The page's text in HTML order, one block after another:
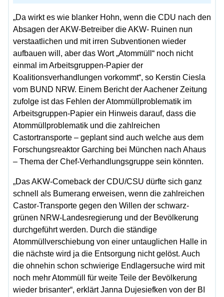
„Da wirkt es wie blanker Hohn, wenn die CDU nach den
Absagen der AKW-Betreiber die AKW- Ruinen nun
verstaatlichen und mit irren Subventionen wieder
aufbauen will, aber das Wort „Atommüll“ noch nicht
einmal im Arbeitsgruppen-Papier der
Koalitionsverhandlungen vorkommt“, so Kerstin Ciesla
vom BUND NRW. Einem Bericht der Aachener Zeitung
zufolge ist das Fehlen der Atommüllproblematik im
Arbeitsgruppen-Papier ein Hinweis darauf, dass die
Atommüllproblematik und die zahlreichen
Castortransporte – geplant sind auch welche aus dem
Forschungsreaktor Garching bei München nach Ahaus
– Thema der Chef-Verhandlungsgruppe sein könnten.
„Das AKW-Comeback der CDU/CSU dürfte sich ganz
schnell als Bumerang erweisen, wenn die zahlreichen
Castor-Transporte gegen den Willen der schwarz-
grünen NRW-Landesregierung und der Bevölkerung
durchgeführt werden. Durch die ständige
Atommüllverschiebung von einer untauglichen Halle in
die nächste wird ja die Entsorgung nicht gelöst. Auch
die ohnehin schon schwierige Endlagersuche wird mit
noch mehr Atommüll für weite Teile der Bevölkerung
wieder brisanter“, erklärt Janna Dujesiefken von der BI